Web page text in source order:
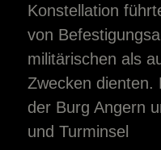
Konstellation
von
militärischen als
Zwecken dienten.
der Burg Angern
und Turminsel